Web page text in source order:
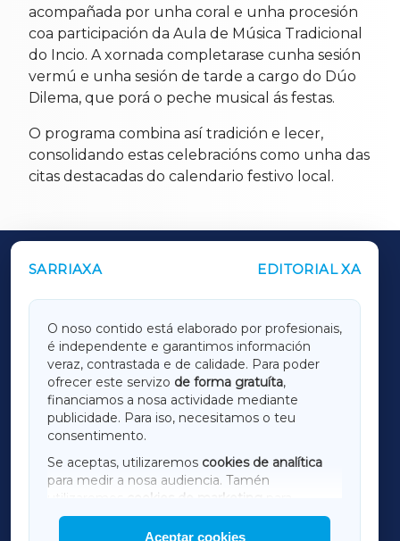
acompañada por unha coral e unha procesión
coa participación da Aula de Música Tradicional
do Incio. A xornada completarase cunha sesión
vermú e unha sesión de tarde a cargo do Dúo
Dilema, que porá o peche musical ás festas.
O programa combina así tradición e lecer,
consolidando estas celebracións como unha das
citas destacadas do calendario festivo local.
SARRIAXA EDITORIAL XA
O noso contido está elaborado por profesionais,
é independente e garantimos información
veraz, contrastada e de calidade. Para poder
ofrecer este servizo de forma gratuíta,
financiamos a nosa actividade mediante
publicidade. Para iso, necesitamos o teu
consentimento.
Se aceptas, utilizaremos cookies de analítica
para medir a nosa audiencia. Tamén
utilizaremos
cookies de marketing
mostrar publicidade de terceiros.
Aceptar cookies
OUTROS PERIÓDICOS
LUGOXA
TERRACHAXA
AMARIÑAXA